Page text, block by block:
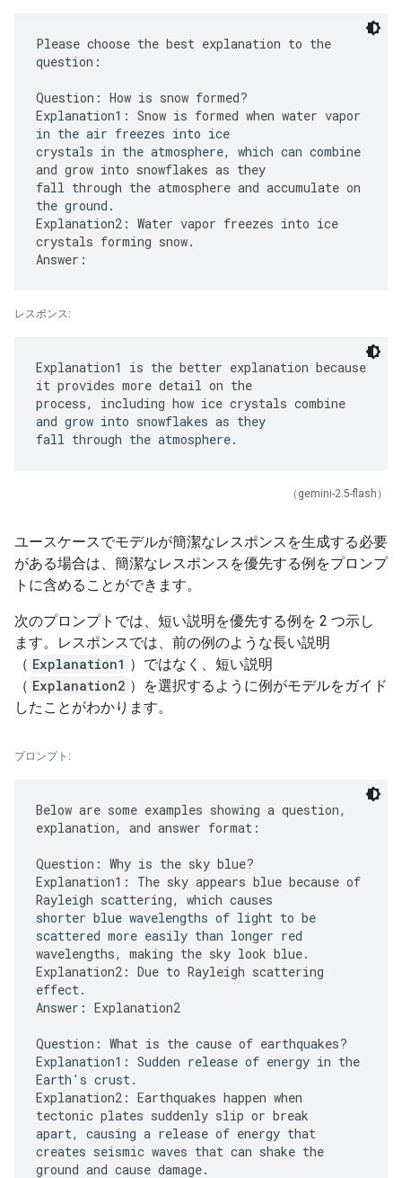
Please choose the best explanation to the
question:
Question: How is snow formed?
Explanation1: Snow is formed when water vapor
in the air freezes into ice
crystals in the atmosphere, which can combine
and grow into snowflakes as they
fall through the atmosphere and accumulate on
the ground.
Explanation2: Water vapor freezes into ice
crystals forming snow.
レスポンス:
Explanation1 is the better explanation because
it provides more detail on the
process, including how ice crystals combine
and grow into snowflakes as they
（gemini-2.5-flash）
ユースケースでモデルが簡潔なレスポンスを生成する必要
がある場合は、簡潔なレスポンスを優先する例をプロンプ
トに含めることができます。
次のプロンプトでは、短い説明を優先する例を 2 つ示し
ます。レスポンスでは、前の例のような長い説明
（ Explanation1 ）ではなく、短い説明
（ Explanation2 ）を選択するように例がモデルをガイド
したことがわかります。
プロンプト:
Below are some examples showing a question,
explanation, and answer format:
Question: Why is the sky blue?
Explanation1: The sky appears blue because of
Rayleigh scattering, which causes
shorter blue wavelengths of light to be
scattered more easily than longer red
wavelengths, making the sky look blue.
Explanation2: Due to Rayleigh scattering
effect.
Answer: Explanation2
Question: What is the cause of earthquakes?
Explanation1: Sudden release of energy in the
Earth's crust.
Explanation2: Earthquakes happen when
tectonic plates suddenly slip or break
apart, causing a release of energy that
creates seismic waves that can shake the
ground and cause damage.